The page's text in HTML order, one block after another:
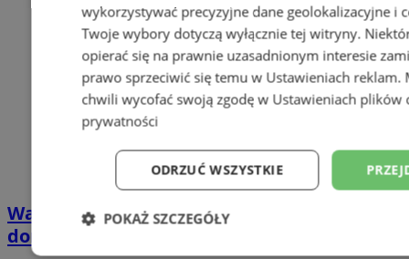
Wakacyjny wypoczynek nad Bałtykiem w
domkach Szmaragdowe Morze
wykorzystywać precyzyjne dane geolokalizacyjne i
Twoje wybory dotyczą wyłącznie tej witryny.
opierać się na prawnie uzasadnionym interesie
prawo sprzeciwić się temu w Ustawieniach reklam.
chwili wycofać swoją zgodę w Ustawieniach plików
prywatności
ODRZUĆ WSZYSTKIE
POKAŻ SZCZEGÓŁY